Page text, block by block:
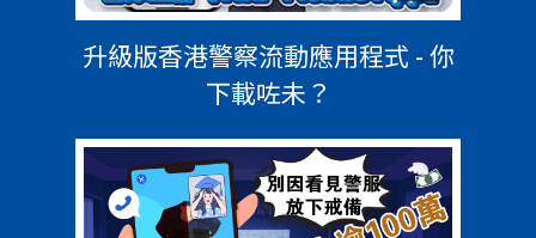
升級版香港警察流動應用程式 - 你
下載咗未？